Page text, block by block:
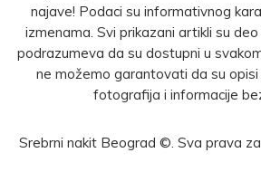
najave! Podaci su informativnog
izmenama. Svi prikazani artikli su
podrazumeva da su dostupni u
ne možemo garantovati da su
fotografija i informacije
Srebrni nakit Beograd ©. Sva prava